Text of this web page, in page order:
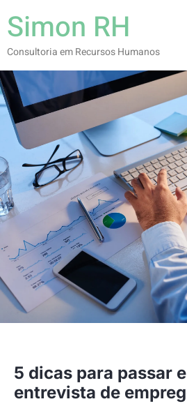
Simon RH
Consultoria em Recursos Humanos
5 dicas para passar
entrevista de